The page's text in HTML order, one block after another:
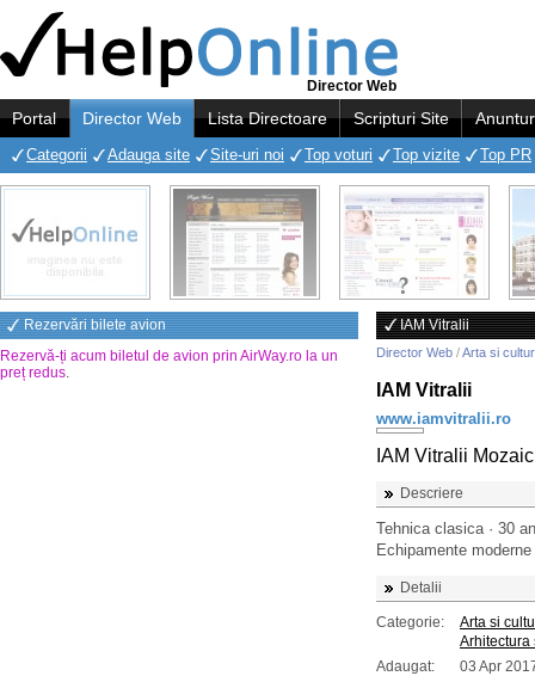
Director Web
Portal Director Web Lista Directoare Scripturi Site
Categorii Adauga site Site-uri noi Top voturi Top vizite Top PR
Rezervări bilete avion
Rezervă-ți acum biletul de avion prin AirWay.ro la un
preț redus.
IAM Vitralii
Director Web /Arta si
IAM Vitralii
www.iamvitralii.ro
IAM Vitralii Mozaic
Descriere
Tehnica clasica · 30
Echipamente moderne
Detalii
Categorie:
Arta si
Arhitectura
Adaugat:
03 Apr